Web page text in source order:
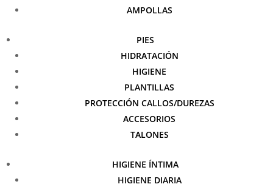
AMPOLLAS
PIES
HIDRATACIÓN
HIGIENE
PLANTILLAS
PROTECCIÓN CALLOS/DUREZAS
ACCESORIOS
TALONES
HIGIENE ÍNTIMA
HIGIENE DIARIA